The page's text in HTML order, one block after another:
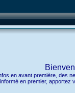
en avant première, des
en premier,